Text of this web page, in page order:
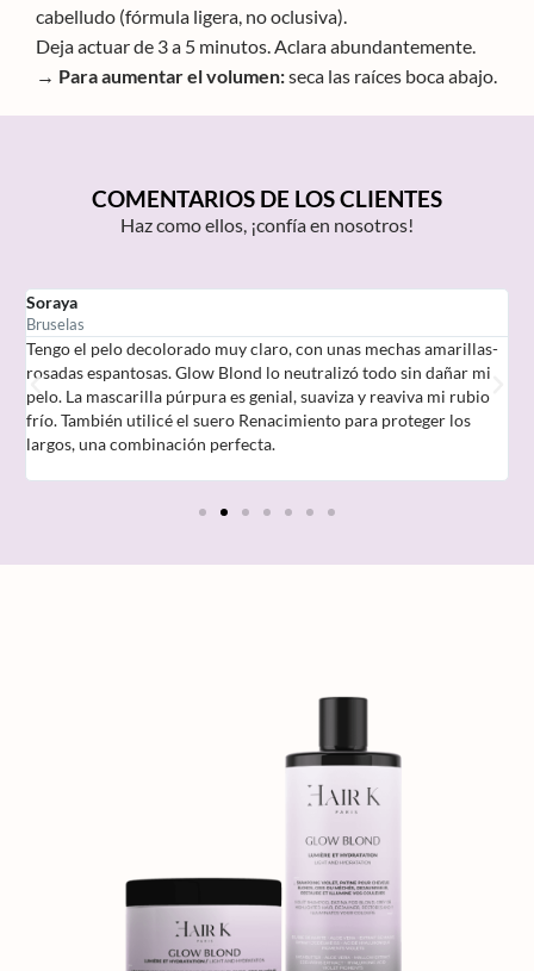
cabelludo (fórmula ligera, no oclusiva).
Deja actuar de 3 a 5 minutos. Aclara abundantemente.
→ Para aumentar el volumen:seca las raíces boca abajo.
COMENTARIOS DE LOS CLIENTES
Haz como ellos, ¡confía en nosotros!
Soraya
Bruselas
Tengo el pelo decolorado muy claro, con unas mechas amarillas-
rosadas espantosas. Glow Blond lo neutralizó todo sin dañar mi
pelo. La mascarilla púrpura es genial, suaviza y reaviva mi rubio
frío. También utilicé el suero Renacimiento para proteger los
largos, una combinación perfecta.